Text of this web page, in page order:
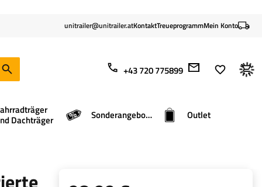
unitrailer@unitrailer.atKontaktTreueprogrammMein Konto
+43 720 775899
Dachträger Sonderangebote Outlet